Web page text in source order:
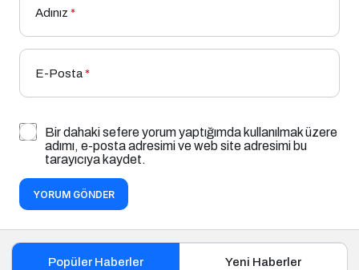
Adınız *
E-Posta*
Bir dahaki sefere yorum yaptığımda kullanılmak üzere
adımı, e-posta adresimi ve web site adresimi bu
tarayıcıya kaydet.
YORUM GÖNDER
Popüler Haberler Yeni Haberler